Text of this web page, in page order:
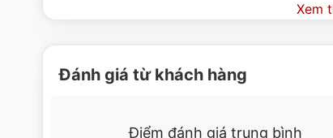
hình cảm ứng 7 inch đầy đủ màu sắc, 37 ngôn ngữ
CÓ THỂ LẬP TRÌNH
Tất cả các máy giặt của chúng tôi đều được trang
Xem
Đánh giá từ khách hàng
Điểm đánh giá trung bình